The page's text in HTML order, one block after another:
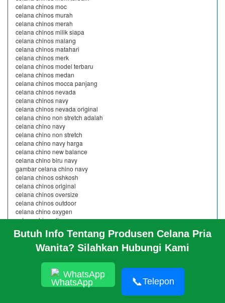
celana chinos moc
celana chinos murah
celana chinos merah
celana chinos milik siapa
celana chinos malang
celana chinos matahari
celana chinos merk
celana chinos model terbaru
celana chinos medan
celana chinos mocca panjang
celana chinos nevada
celana chinos navy
celana chinos nevada original
celana chino non stretch adalah
celana chino navy
celana chino non stretch
celana chino navy harga
celana chino new balance
celana chino biru navy
gambar celana chino navy
celana chinos oshkosh
celana chinos original
celana chinos oversize
celana chinos outdoor
celana chino oxygen
celana chino olive
celana pria chinos
harga celana chinos original
celana chinos cardinal original
celana chino uniqlo original
celana chino pria original
merk celana chino original
celana chinos pendek murah
celana chinos putih
Butuh Info Tentang Produsen Celana Pria
Wanita? Silahkan Hubungi Kami
WhatsApp
📞Telepon